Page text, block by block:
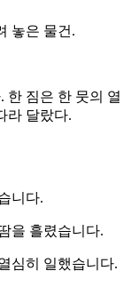
놓은 물건.
한 짐은 한 뭇의 열
라 달랐다.
니다.
을 흘렸습니다.
심히 일했습니다.